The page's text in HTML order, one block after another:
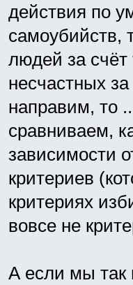
действия по
самоубийств,
людей за счёт
несчастных
направим, то
сравниваем,
зависимости
критериев
критериях
вовсе не
А если мы так